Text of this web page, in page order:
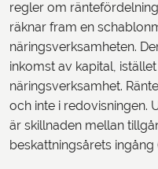
regler om
räknar fram en
näringsverksamheten.
inkomst av kapital,
näringsverksamhet.
och inte i redovisningen.
är skillnaden mellan
beskattningsårets